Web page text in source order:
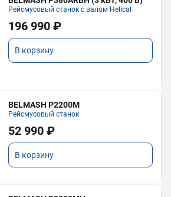
Рейсмусовый станок с валом Helical
196 990 ₽
В корзину
BELMASH P2200M
Рейсмусовый станок
52 990 ₽
В корзину